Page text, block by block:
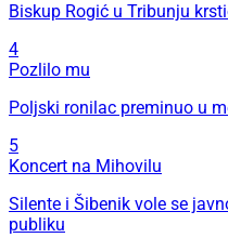
Biskup Rogić u Tribunju
4
Pozlilo mu
Poljski ronilac preminuo u
5
Koncert na Mihovilu
Silente i Šibenik vole se
publiku